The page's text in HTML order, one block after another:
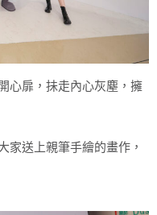
心扉，抺走內心灰塵，擁
家送上親筆手繪的畫作，